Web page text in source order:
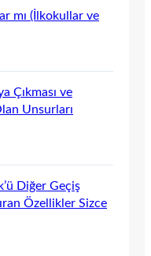
mı (İlkokullar ve
Çıkması ve
Unsurları
Diğer Geçiş
Özellikler Sizce